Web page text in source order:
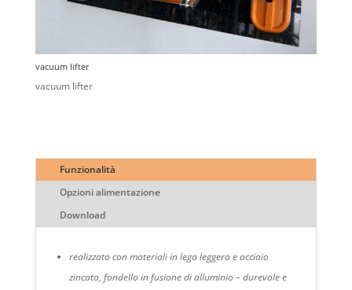
vacuum lifter
vacuum lifter
Funzionalità
Opzioni alimentazione
Download
realizzato con materiali in lega leggera e acciaio
zincato, fondello in fusione di alluminio – durevole e